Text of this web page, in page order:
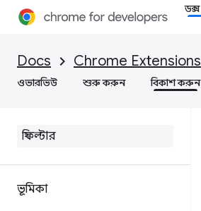
ডক্স
Docs Chrome Extensions
ওভারভিউ শুরু করুন বিকাশ করুন
ভূমিকা